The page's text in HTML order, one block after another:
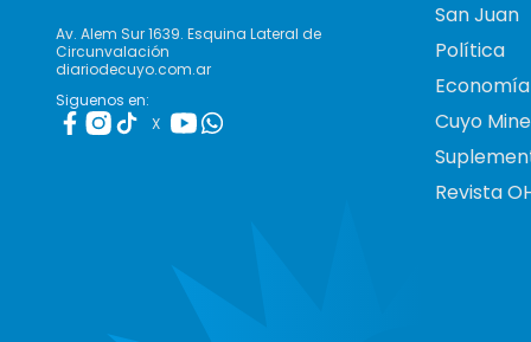
Av. Alem Sur 1639. Esquina Lateral de
Circunvalación
diariodecuyo.com.ar
Siguenos en:
X
San Juan
Política
Economía
Cuyo
Revista